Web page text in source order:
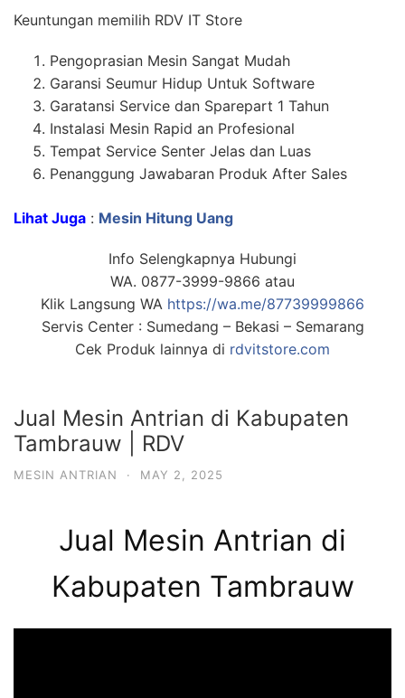
Keuntungan memilih RDV IT Store
Pengoprasian Mesin Sangat Mudah
Garansi Seumur Hidup Untuk Software
Garatansi Service dan Sparepart 1 Tahun
Instalasi Mesin Rapid an Profesional
Tempat Service Senter Jelas dan Luas
Penanggung Jawabaran Produk After Sales
Lihat Juga : Mesin Hitung Uang
Info Selengkapnya Hubungi
WA. 0877-3999-9866 atau
Klik Langsung WA https://wa.me/87739999866
Servis Center : Sumedang – Bekasi – Semarang
Cek Produk lainnya di rdvitstore.com
Jual Mesin Antrian di Kabupaten
Tambrauw | RDV
MESIN ANTRIAN · MAY 2, 2025
Jual Mesin Antrian di
Kabupaten Tambrauw